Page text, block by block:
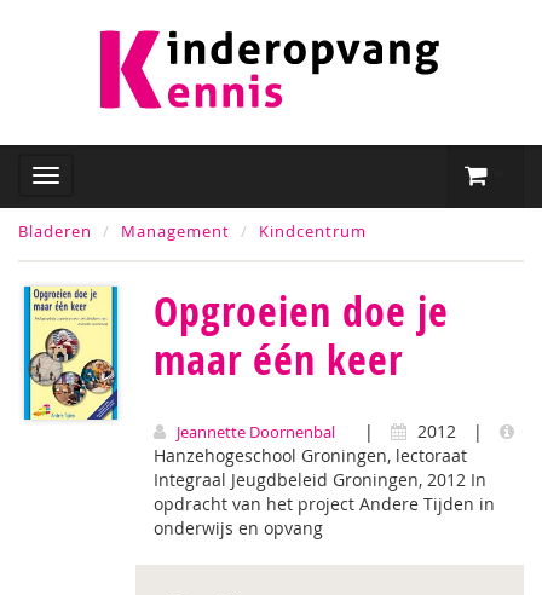
Bladeren Management Kindcentrum
Opgroeien doe je
maar één keer
Jeannette Doornenbal | 2012
|
Hanzehogeschool Groningen, lectoraat
Integraal Jeugdbeleid Groningen, 2012 In
opdracht van het project Andere Tijden in
onderwijs en opvang